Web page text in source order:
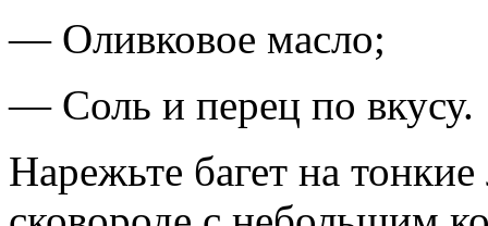
— Оливковое масло;
— Соль и перец по вкусу.
Нарежьте багет на